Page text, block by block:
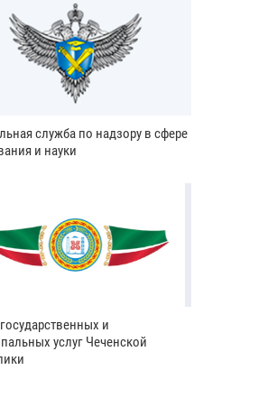
служба по надзору в сфере
и науки
и
услуг Чеченской